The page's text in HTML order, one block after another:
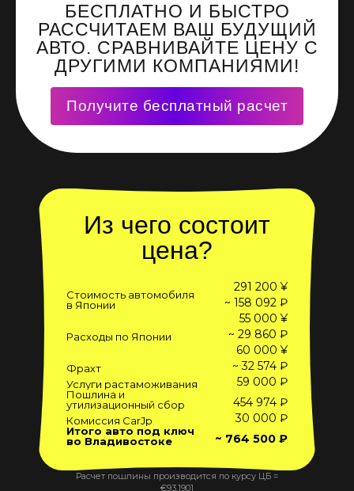
БЕСПЛАТНО И БЫСТРО
РАССЧИТАЕМ ВАШ БУДУЩИЙ
АВТО. СРАВНИВАЙТЕ ЦЕНУ С
ДРУГИМИ КОМПАНИЯМИ!
Получите бесплатный расчет
Из чего состоит
цена?
Стоимость автомобиля
в Японии
291 200 ¥
~ 158 092 ₽
Расходы по Японии
55 000 ¥
~ 29 860 ₽
Фрахт
60 000 ¥
~ 32 574 ₽
Услуги растаможивания 59 000 ₽
Пошлина и
утилизационный сбор
454 974 ₽
Комиссия CarJp 30 000 ₽
Итого авто под ключ
во Владивостоке
~ 764 500 ₽
Расчет пошлины производится по курсу ЦБ =
€93,1901